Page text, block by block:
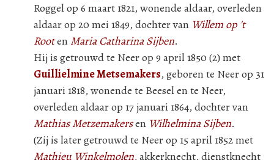
Roggel op 6 maart 1821, wonende aldaar, overleden
aldaar op 20 mei 1849, dochter van Willem op 't
Rooten Maria Catharina Sijben.
Hij is getrouwd te Neer op 9 april 1850 (2) met
Guillielmine Metsemakers, geboren te Neer op 31
januari 1818, wonende te Beesel en te Neer,
overleden aldaar op 17 januari 1864, dochter van
Mathias Metzemakersen Wilhelmina Sijben.
(Zij is later getrouwd te Neer op 15 april 1852 met
Mathieu Winkelmolen, akkerknecht, dienstknecht